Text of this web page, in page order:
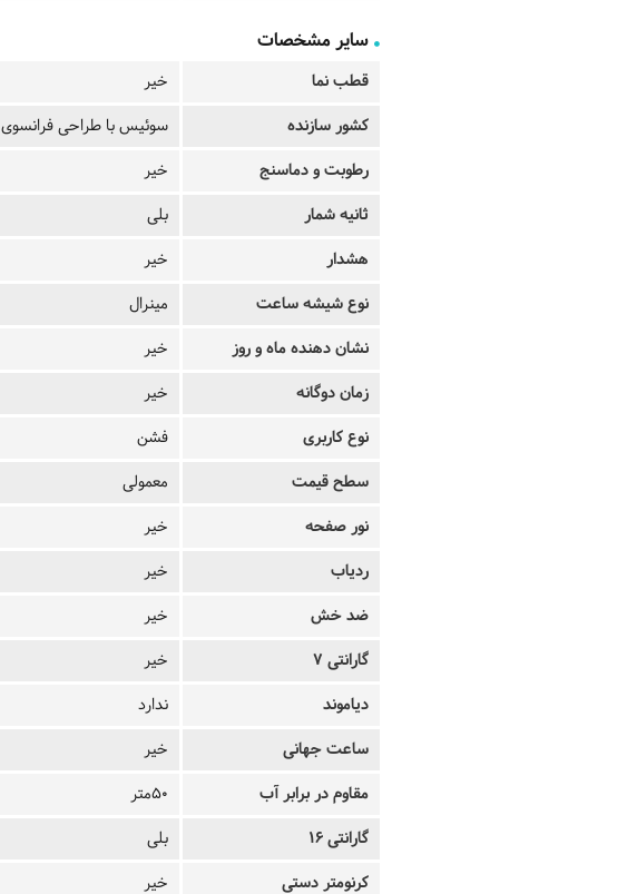
سایر مشخصات
قطب نما
خیر
کشور سازنده
سوئیس با طراحی فرانسوی
رطوبت و دماسنج
خیر
ثانیه شمار
بلی
هشدار
خیر
نوع شیشه ساعت
مینرال
نشان دهنده ماه و روز
خیر
زمان دوگانه
خیر
نوع کاربری
فشن
سطح قیمت
معمولی
نور صفحه
خیر
ردیاب
خیر
ضد خش
خیر
گارانتی 7
خیر
دیاموند
ندارد
ساعت جهانی
خیر
مقاوم در برابر آب
50متر
گارانتی 16
بلی
کرنومتر دستی
خیر